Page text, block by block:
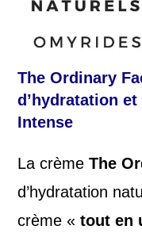
The Ordinary
d’hydratation
Intense
La crèmeThe
d’hydratation
crème «tout en